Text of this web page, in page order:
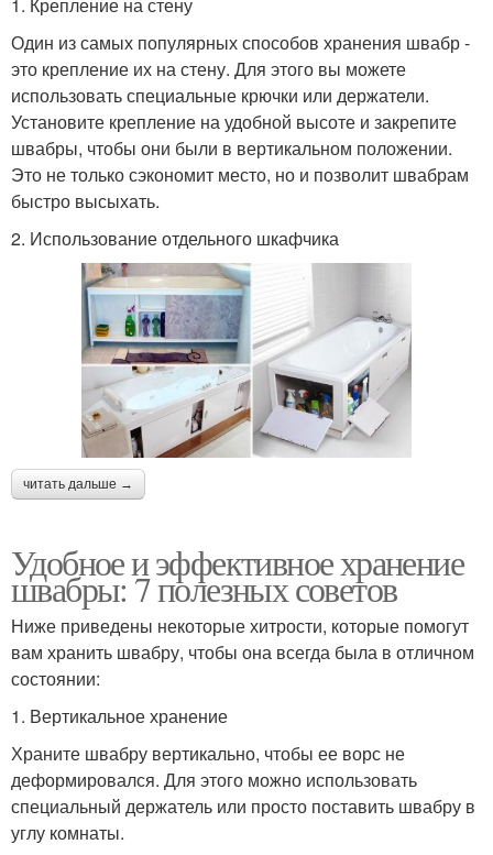
1. Крепление на стену
Один из самых популярных способов хранения швабр -
это крепление их на стену. Для этого вы можете
использовать специальные крючки или держатели.
Установите крепление на удобной высоте и закрепите
швабры, чтобы они были в вертикальном положении.
Это не только сэкономит место, но и позволит швабрам
быстро высыхать.
2. Использование отдельного шкафчика
читать дальше →
Удобное и эффективное хранение
швабры: 7 полезных советов
Ниже приведены некоторые хитрости, которые помогут
вам хранить швабру, чтобы она всегда была в отличном
состоянии:
1. Вертикальное хранение
Храните швабру вертикально, чтобы ее ворс не
деформировался. Для этого можно использовать
специальный держатель или просто поставить швабру в
углу комнаты.